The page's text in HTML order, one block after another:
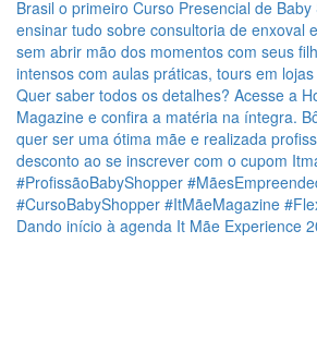
Dando início à agenda It Mãe Experience